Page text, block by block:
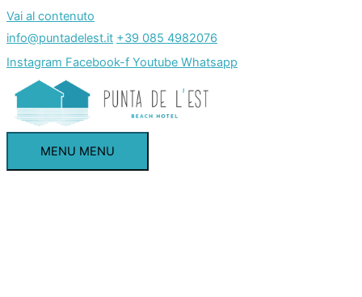
Vai al contenuto
info@puntadelest.it +39 085 4982076
Instagram Facebook-f Youtube Whatsapp
MENU MENU